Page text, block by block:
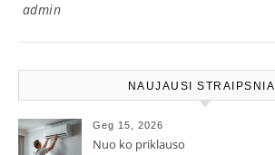
admin
NAUJAUSI STRAIPSNIAI
Geg 15, 2026
Nuo ko priklauso